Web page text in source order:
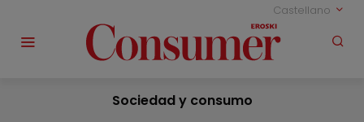
Castellano
Sociedad y consumo